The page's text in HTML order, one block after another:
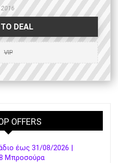
2016
DEAL
VIP
OFFERS
έως 31/08/2026 |
Μπροσούρα